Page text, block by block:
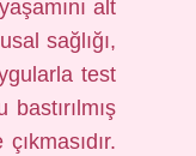
alt
sağlığı,
test